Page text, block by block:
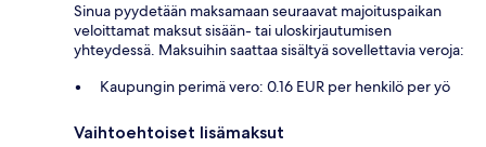
Sinua pyydetään maksamaan seuraavat majoituspaikan
veloittamat maksut sisään- tai uloskirjautumisen
yhteydessä. Maksuihin saattaa sisältyä sovellettavia veroja:
Kaupungin perimä vero: 0.16 EUR per henkilö per yö
Vaihtoehtoiset lisämaksut